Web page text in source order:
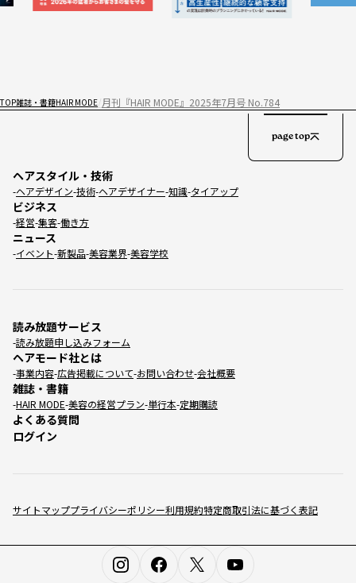
TOP雑誌・書籍HAIR MODE 月刊『HAIR MODE』2025年7月号 No.784
サイトマッププライバシーポリシー利用規約特定商取引法に基づく表記
ヘアスタイル・技術
ヘアデザイン 技術 ヘアデザイナー 知識 タイアップ
ビジネス
経営 集客 働き方
ニュース
イベント 新製品 美容業界 美容学校
読み放題サービス
読み放題申し込みフォーム
ヘアモード社とは
事業内容 広告掲載について お問い合わせ 会社概要
雑誌・書籍
HAIR MODE 美容の経営プラン 単行本 定期購読
よくある質問
ログイン
page top